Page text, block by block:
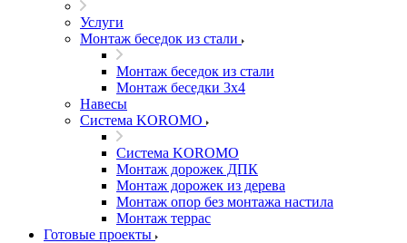
Услуги
Монтаж беседок из стали
Монтаж беседок из стали
Монтаж беседки 3х4
Навесы
Система KOROMO
Система KOROMO
Монтаж дорожек ДПК
Монтаж дорожек из дерева
Монтаж опор без монтажа настила
Монтаж террас
Готовые проекты